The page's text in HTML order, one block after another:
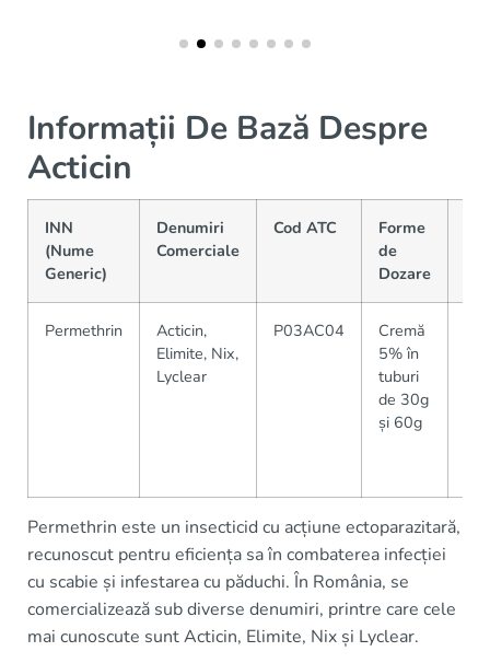
Informații De Bază Despre
Acticin
INN
(Nume
Generic)
Denumiri
Comerciale
Cod ATC
Forme
de
Dozare
Permethrin
Acticin,
Elimite, Nix,
Lyclear
P03AC04
Cremă
5% în
tuburi
de 30g
și 60g
Permethrin este un insecticid cu acțiune ectoparazitară,
recunoscut pentru eficiența sa în combaterea infecției
cu scabie și infestarea cu păduchi. În România, se
comercializează sub diverse denumiri, printre care cele
mai cunoscute sunt Acticin, Elimite, Nix și Lyclear.